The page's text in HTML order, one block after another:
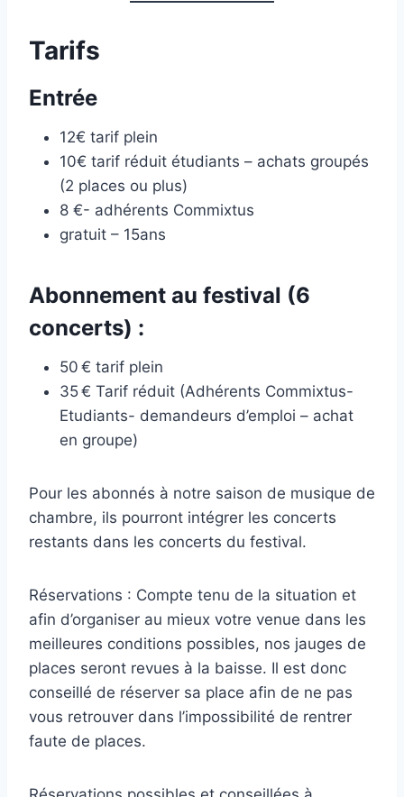
Tarifs
Entrée
12€ tarif plein
10€ tarif réduit étudiants – achats groupés
(2 places ou plus)
8 €- adhérents Commixtus
gratuit – 15ans
Abonnement au festival (6
concerts) :
50 € tarif plein
35 € Tarif réduit (Adhérents Commixtus-
Etudiants- demandeurs d’emploi – achat
en groupe)
Pour les abonnés à notre saison de musique de
chambre, ils pourront intégrer les concerts
restants dans les concerts du festival.
Réservations : Compte tenu de la situation et
afin d’organiser au mieux votre venue dans les
meilleures conditions possibles, nos jauges de
places seront revues à la baisse. Il est donc
conseillé de réserver sa place afin de ne pas
vous retrouver dans l’impossibilité de rentrer
faute de places.